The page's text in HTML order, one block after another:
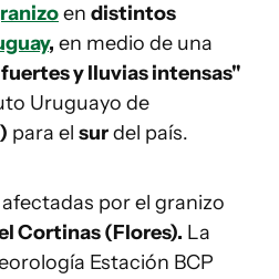
en distintos
, en medio de una
y lluvias intensas"
Uruguayo de
) para el surdel país.
por el granizo
Cortinas (Flores). La
Estación BCP